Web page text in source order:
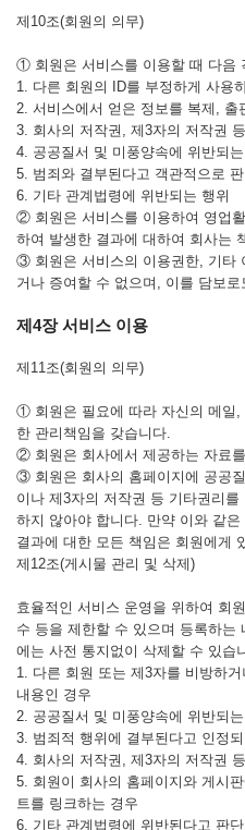
제10조(회원의 의무)
① 회원은 서비스를 이용할 때 다음
1. 다른 회원의 ID를 부정하게 사용
2. 서비스에서 얻은 정보를 복제, 출
3. 회사의 저작권, 제3자의 저작권
4. 공공질서 및 미풍양속에 위반되
5. 범죄와 결부된다고 객관적으로
6. 기타 관계법령에 위반되는 행위
② 회원은 서비스를 이용하여 영업
하여 발생한 결과에 대하여 회사는
③ 회원은 서비스의 이용권한, 기타
거나 증여할 수 없으며, 이를 담보
제4장 서비스 이용
제11조(회원의 의무)
① 회원은 필요에 따라 자신의 메일,
한 관리책임을 갖습니다.
② 회원은 회사에서 제공하는 자료
③ 회원은 회사의 홈페이지에 공공
이나 제3자의 저작권 등 기타권리
하지 않아야 합니다. 만약 이와 같
결과에 대한 모든 책임은 회원에게
제12조(게시물 관리 및 삭제)
효율적인 서비스 운영을 위하여 회
수 등을 제한할 수 있으며 등록하는
에는 사전 통지없이 삭제할 수 있습
1. 다른 회원 또는 제3자를 비방하
내용인 경우
2. 공공질서 및 미풍양속에 위반되
3. 범죄적 행위에 결부된다고 인정
4. 회사의 저작권, 제3자의 저작권
5. 회원이 회사의 홈페이지와 게시
트를 링크하는 경우
6. 기타 관계법령에 위반된다고 판